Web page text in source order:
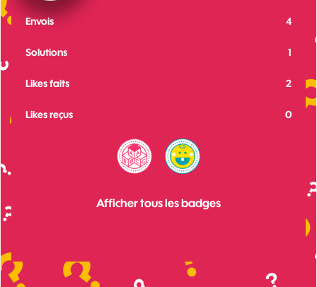
4
Envois
1
Solutions
2
Likes faits
0
Likes reçus
Afficher tous les badges